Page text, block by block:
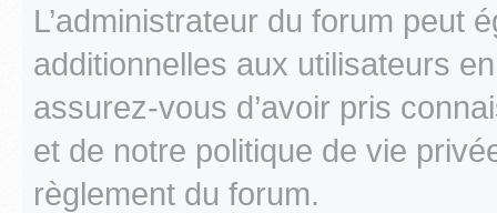
L’administrateur du forum peut
additionnelles aux utilisateurs
assurez-vous d’avoir pris
et de notre politique de vie
règlement du forum.